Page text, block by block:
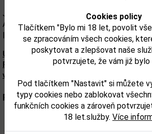
Cookies policy
Tlačítkem "Bylo mi 18 let, povolit
se zpracováním všech cookies,
poskytovat a zlepšovat naše
potvrzujete, že vám již
Pod tlačítkem "Nastavit" si můžete
typy cookies nebo zablokovat
funkčních cookies a zároveň
18 let.služby. Více
Jalovec | Semínka koriandru | Cassia Bark |
Angeliky | Lékořice | Sladký pomeranč |
|
Upozorňujeme, že tento produkt může
Přesné složení a alergeny jsou k
výrobku. Zkontrolujte prosím před
Parametry:
Obsah alkoholu obj. %: